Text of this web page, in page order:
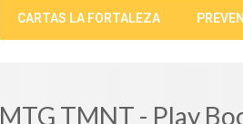
CARTAS LA FORTALEZA
MTG TMNT - Play